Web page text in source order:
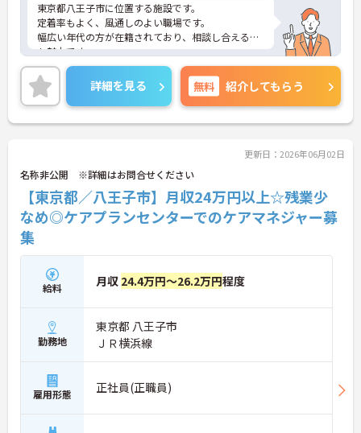
東京都八王子市に位置する施設です。
定着率もよく、風通しのよい職場です。
幅広い年代の方が在籍されており、相談し合えるの
も魅力です。
土日お休みで原則残業はありません！
ご興味ある方には、面接対策ポイントなど、さらに
詳細をお話しいたしますのでお気軽にご相談くださ
い！
詳細を見る 無料 紹介してもらう
更新日：2026年06月02日
名称非公開 ※詳細はお問合せください
【東京都／八王子市】月収24万円以上☆残業少
なめ◎ケアプランセンターでのケアマネジャー募
集
給料 月収 24.4万円～26.2万円程度
勤務地
東京都 八王子市
ＪＲ横浜線
雇用形態 正社員(正職員)